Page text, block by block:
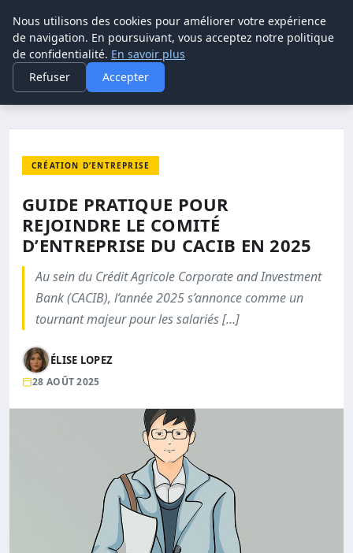
POUVOIR OUVRIER
ACCUEIL
CRÉATION D’ENTREPRISE
GUIDE PRATIQUE POUR REJOINDRE LE COMITÉ D’ENTREPRISE DU…
CRÉATION D’ENTREPRISE
GUIDE PRATIQUE POUR
REJOINDRE LE COMITÉ
D’ENTREPRISE DU CACIB EN 2025
Au sein du Crédit Agricole Corporate and Investment
Bank (CACIB), l’année 2025 s’annonce comme un
tournant majeur pour les salariés […]
ÉLISE LOPEZ
28 AOÛT 2025
Nous utilisons des cookies pour améliorer votre expérience
de navigation. En poursuivant, vous acceptez notre politique
de confidentialité. En savoir plus
Refuser
Accepter